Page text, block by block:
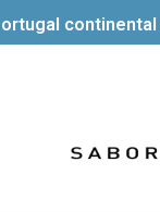
continental